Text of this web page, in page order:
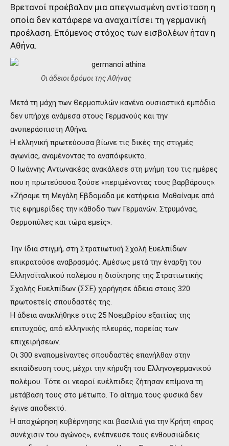
Βρετανοί προέβαλαν μια απεγνωσμένη αντίσταση η
οποία δεν κατάφερε να αναχαιτίσει τη γερμανική
προέλαση. Επόμενος στόχος των εισβολέων ήταν η
Αθήνα.
Οι άδειοι δρόμοι της Αθήνας
Μετά τη μάχη των Θερμοπυλών κανένα ουσιαστικά εμπόδιο
δεν υπήρχε ανάμεσα στους Γερμανούς και την
ανυπεράσπιστη Αθήνα.
Η ελληνική πρωτεύουσα βίωνε τις δικές της στιγμές
αγωνίας, αναμένοντας το αναπόφευκτο.
Ο Ιωάννης Αντωνακέας ανακάλεσε στη μνήμη του τις ημέρες
που η πρωτεύουσα ζούσε «περιμένοντας τους βαρβάρους»:
«Ζήσαμε τη Μεγάλη Εβδομάδα με κατήφεια. Μαθαίναμε από
τις εφημερίδες την κάθοδο των Γερμανών. Στρυμόνας,
Θερμοπύλες και τώρα εμείς».
Την ίδια στιγμή, στη Στρατιωτική Σχολή Ευελπίδων
επικρατούσε αναβρασμός. Αμέσως μετά την έναρξη του
Ελληνοϊταλικού πολέμου η διοίκησης της Στρατιωτικής
Σχολής Ευελπίδων (ΣΣΕ) χορήγησε άδεια στους 320
πρωτοετείς σπουδαστές της.
Η άδεια ανακλήθηκε στις 25 Νοεμβρίου εξαιτίας της
επιτυχούς, από ελληνικής πλευράς, πορείας των
επιχειρήσεων.
Οι 300 εναπομείναντες σπουδαστές επανήλθαν στην
εκπαίδευση τους, μέχρι την κήρυξη του Ελληνογερμανικού
πολέμου. Τότε οι νεαροί ευέλπιδες ζήτησαν επίμονα τη
μετάβαση τους στο μέτωπο. Το αίτημα τους φυσικά δεν
έγινε αποδεκτό.
Η αποχώρηση κυβέρνησης και βασιλιά για την Κρήτη «προς
συνέχισιν του αγώνος», ενέπνευσε τους ενθουσιώδεις